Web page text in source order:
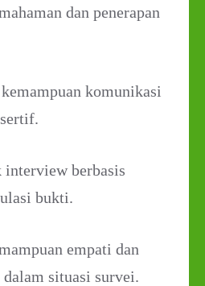
dan penerapan
komunikasi
interview berbasis
bukti.
empati dan
situasi survei.